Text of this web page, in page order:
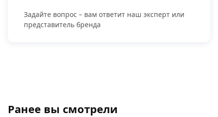
Задайте вопрос – вам ответит наш эксперт или
представитель бренда
Ранее вы смотрели